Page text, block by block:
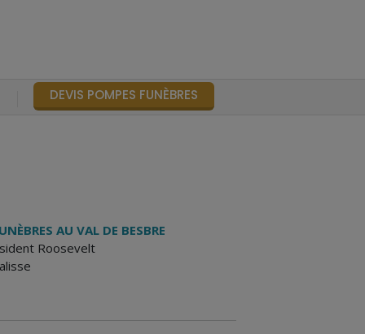
DEVIS POMPES FUNÈBRES
AU VAL DE BESBRE
Roosevelt